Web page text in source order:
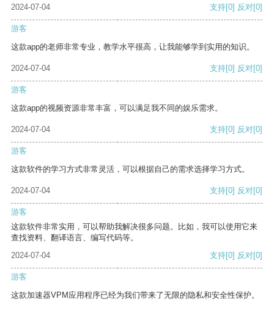
2024-07-04 支持[0] 反对[0]
游客
这款app的老师非常专业，教学水平很高，让我能够学到实用的知识。
2024-07-04 支持[0] 反对[0]
游客
这款app的视频资源非常丰富，可以满足我不同的娱乐需求。
2024-07-04 支持[0] 反对[0]
游客
这款软件的学习方式非常灵活，可以根据自己的需求选择学习方式。
2024-07-04 支持[0] 反对[0]
游客
这款软件非常实用，可以帮助我解决很多问题。比如，我可以使用它来
查找资料、翻译语言、编写代码等。
2024-07-04
支持[0] 反对[0]
游客
这款加速器VPM应用程序已经为我们带来了无限的隐私和安全性保护。